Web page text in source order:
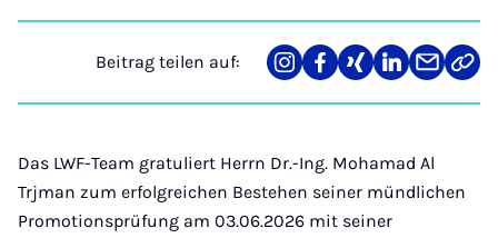
Beitrag teilen auf:
Teilen
auf
Teilen
auf
Teilen
auf
Teilen
auf
Teilen
über
Mail
Link
Das LWF-Team gratuliert Herrn Dr.-Ing. Mohamad Al
Trjman zum erfolgreichen Bestehen seiner mündlichen
Promotionsprüfung am 03.06.2026 mit seiner